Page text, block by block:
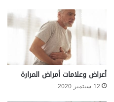
أعراض وعلامات أمراض المرارة
12 سبتمبر 2020